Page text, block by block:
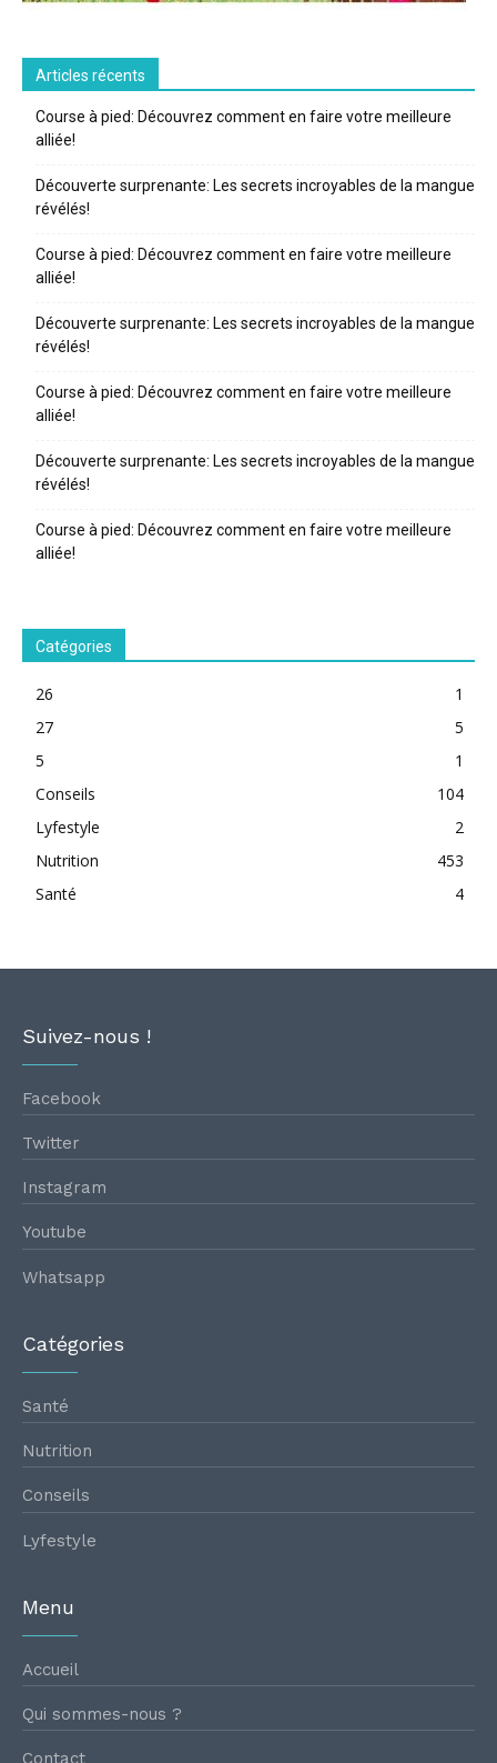
Articles récents
Course à pied: Découvrez comment en faire votre meilleure
alliée!
Découverte surprenante: Les secrets incroyables de la mangue
révélés!
Course à pied: Découvrez comment en faire votre meilleure
alliée!
Découverte surprenante: Les secrets incroyables de la mangue
révélés!
Course à pied: Découvrez comment en faire votre meilleure
alliée!
Découverte surprenante: Les secrets incroyables de la mangue
révélés!
Course à pied: Découvrez comment en faire votre meilleure
alliée!
Catégories
26
1
27
5
5
1
Conseils
104
Lyfestyle
2
Nutrition
453
Santé
4
Suivez-nous !
Facebook
Twitter
Instagram
Youtube
Whatsapp
Catégories
Santé
Nutrition
Conseils
Lyfestyle
Menu
Accueil
Qui sommes-nous ?